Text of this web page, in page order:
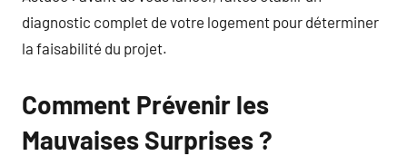
diagnostic complet de votre logement pour déterminer
la faisabilité du projet.
Comment Prévenir les
Mauvaises Surprises ?